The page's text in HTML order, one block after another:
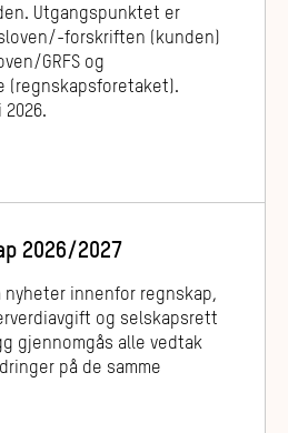
Utgangspunktet er
forskriften (kunden)
GRFS og
(regnskapsforetaket).
2026/2027
nyheter innenfor regnskap,
og selskapsrett
gjennomgås alle vedtak
på de samme